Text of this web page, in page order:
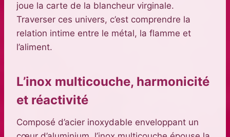
joue la carte de la blancheur virginale.
Traverser ces univers, c’est comprendre la
relation intime entre le métal, la flamme et
l’aliment.
L’inox multicouche, harmonicité
et réactivité
Composé d’acier inoxydable enveloppant un